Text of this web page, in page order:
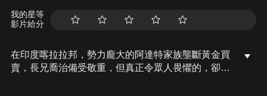
我的星等
影片給分
在印度喀拉拉邦，勢力龐大的阿達特家族壟斷黃金買
賣，長兄喬治備受敬重，但真正令眾人畏懼的，卻是